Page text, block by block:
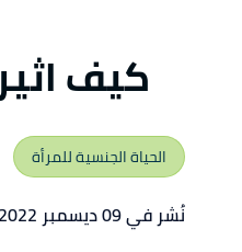
كيف
الحياة الجنسية للمرأة
نُشر في 09 ديسمبر 2022